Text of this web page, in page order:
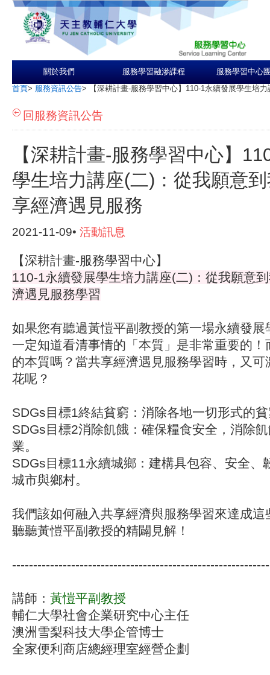
關於我們 服務學習融滲課程 服務學習中心
首頁> 服務資訊公告> 【深耕計畫-服務學習中心】110-1永續發展學生培
回服務資訊公告
【深耕計畫-服務學習中心】
學生培力講座(二)：從我願意
享經濟遇見服務
2021-11-09• 活動訊息
【深耕計畫-服務學習中心】
110-1永續發展學生培力講座(二)：從我願意
濟遇見服務學習
如果您有聽過黃愷平副教授的第一場永續發展
一定知道看清事情的「本質」是非常重要的
的本質嗎？當共享經濟遇見服務學習時，又
花呢？
SDGs目標1終結貧窮：消除各地一切形式的
SDGs目標2消除飢餓：確保糧食安全，消除
業。
SDGs目標11永續城鄉：建構具包容、安全、
城市與鄉村。
我們該如何融入共享經濟與服務學習來達成這
聽聽黃愷平副教授的精闢見解！
講師： 黃愷平副教授
輔仁大學社會企業研究中心主任
澳洲雪梨科技大學企管博士
全家便利商店總經理室經營企劃